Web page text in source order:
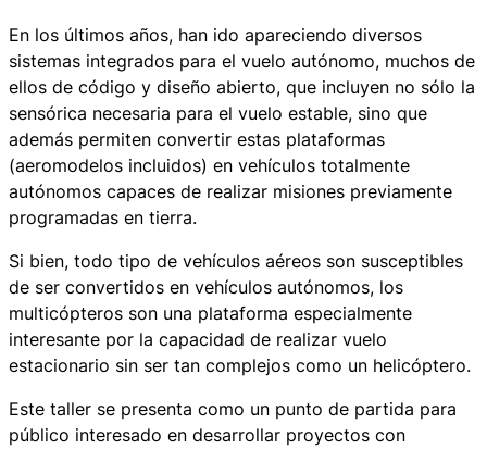
En los últimos años, han ido apareciendo diversos
sistemas integrados para el vuelo autónomo, muchos de
ellos de código y diseño abierto, que incluyen no sólo la
sensórica necesaria para el vuelo estable, sino que
además permiten convertir estas plataformas
(aeromodelos incluidos) en vehículos totalmente
autónomos capaces de realizar misiones previamente
programadas en tierra.
Si bien, todo tipo de vehículos aéreos son susceptibles
de ser convertidos en vehículos autónomos, los
multicópteros son una plataforma especialmente
interesante por la capacidad de realizar vuelo
estacionario sin ser tan complejos como un helicóptero.
Este taller se presenta como un punto de partida para
público interesado en desarrollar proyectos con